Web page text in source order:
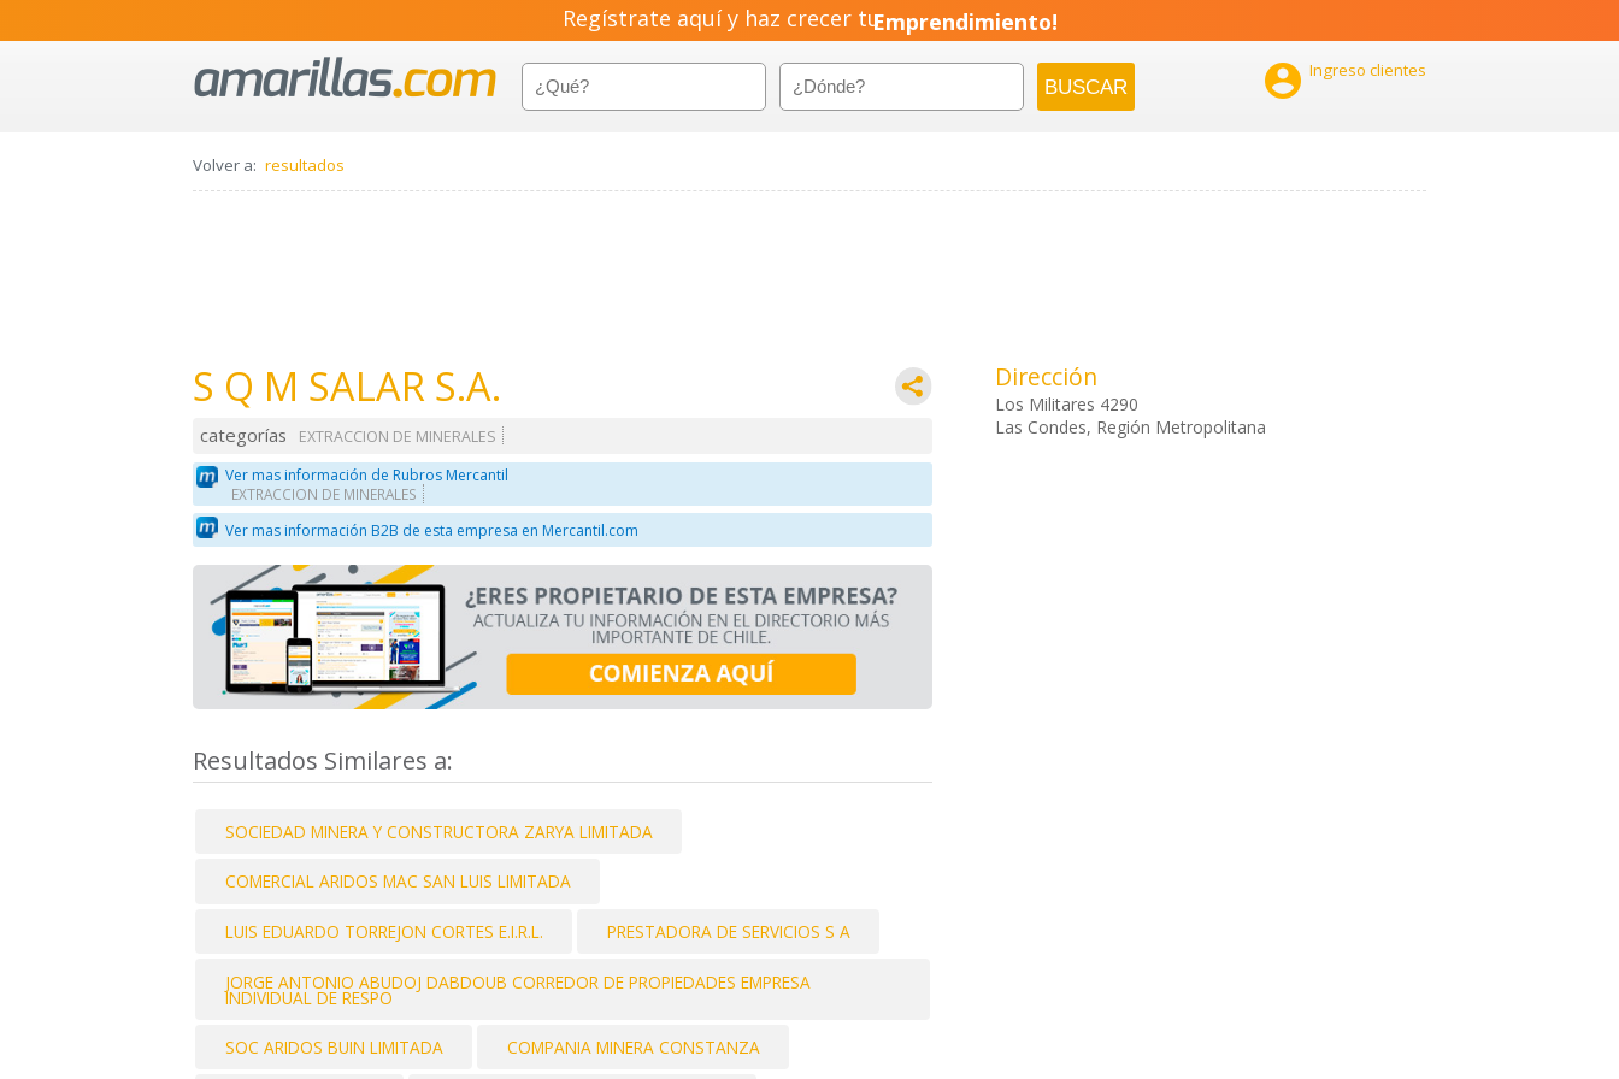
Regístrate aquí y haz crecer tuEmprendimiento!
 Ingreso clientes
Volver a: resultados
S Q M SALAR S.A.
categorías
EXTRACCION DE MINERALES
Ver mas información de Rubros Mercantil
EXTRACCION DE MINERALES
Ver mas información B2B de esta empresa en Mercantil.com
Resultados Similares a:
SOCIEDAD MINERA Y CONSTRUCTORA ZARYA LIMITADA
COMERCIAL ARIDOS MAC SAN LUIS LIMITADA
LUIS EDUARDO TORREJON CORTES E.I.R.L. PRESTADORA DE SERVICIOS S A
JORGE ANTONIO ABUDOJ DABDOUB CORREDOR DE PROPIEDADES EMPRESA
INDIVIDUAL DE RESPO
SOC ARIDOS BUIN LIMITADA COMPANIA MINERA CONSTANZA
Dirección
Los Militares 4290
Las Condes, Región Metropolitana